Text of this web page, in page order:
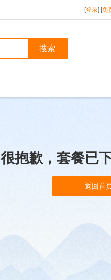
[登录] [免
很抱歉，套餐已
返回首